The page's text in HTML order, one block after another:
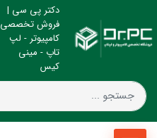
دکتر پی سی |
فروش تخصصی
کامپیوتر - لپ
تاپ - مینی
کیس